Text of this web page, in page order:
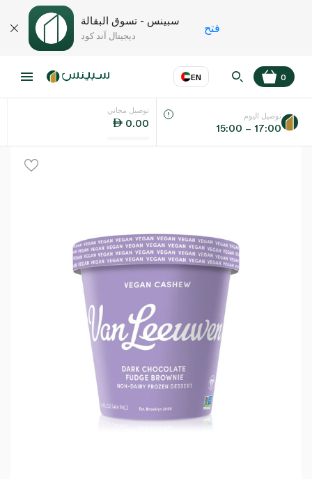
سبينس - تسوق البقالة
ديجيتال آند كود
فتح
EN
اللغة عر
0
توصيل مجاني
0.00
توصيل اليوم
15:00 – 17:00